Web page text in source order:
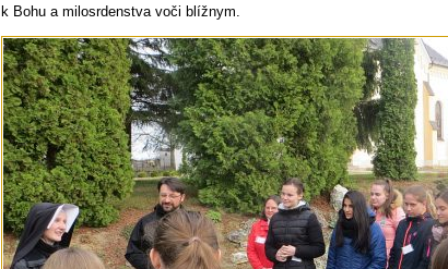
k Bohu a milosrdenstva voči blížnym.